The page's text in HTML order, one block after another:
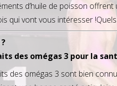
d’huile de poisson
qui vont vous intéresser
des omégas 3 pour la
des omégas 3 sont bien